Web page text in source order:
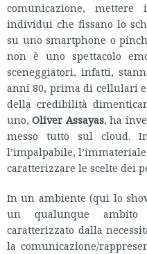
comunicazione,
individui che fissano lo
su uno smartphone o
non è uno spettacolo
sceneggiatori, infatti,
anni 80, prima di cellulari
della credibilità
uno,Oliver Assayas, ha
messo tutto sul cloud.
l’impalpabile,
caratterizzare le scelte dei
In un ambiente (qui lo
un qualunque ambito
caratterizzato dalla
la comunicazione/